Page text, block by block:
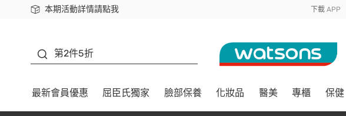
本期活動詳情請點我
下載app最高回饋$350 下載 APP
第2件5折
最新會員優惠 屈臣氏獨家 臉部保養 化妝品 醫美 專櫃 保健